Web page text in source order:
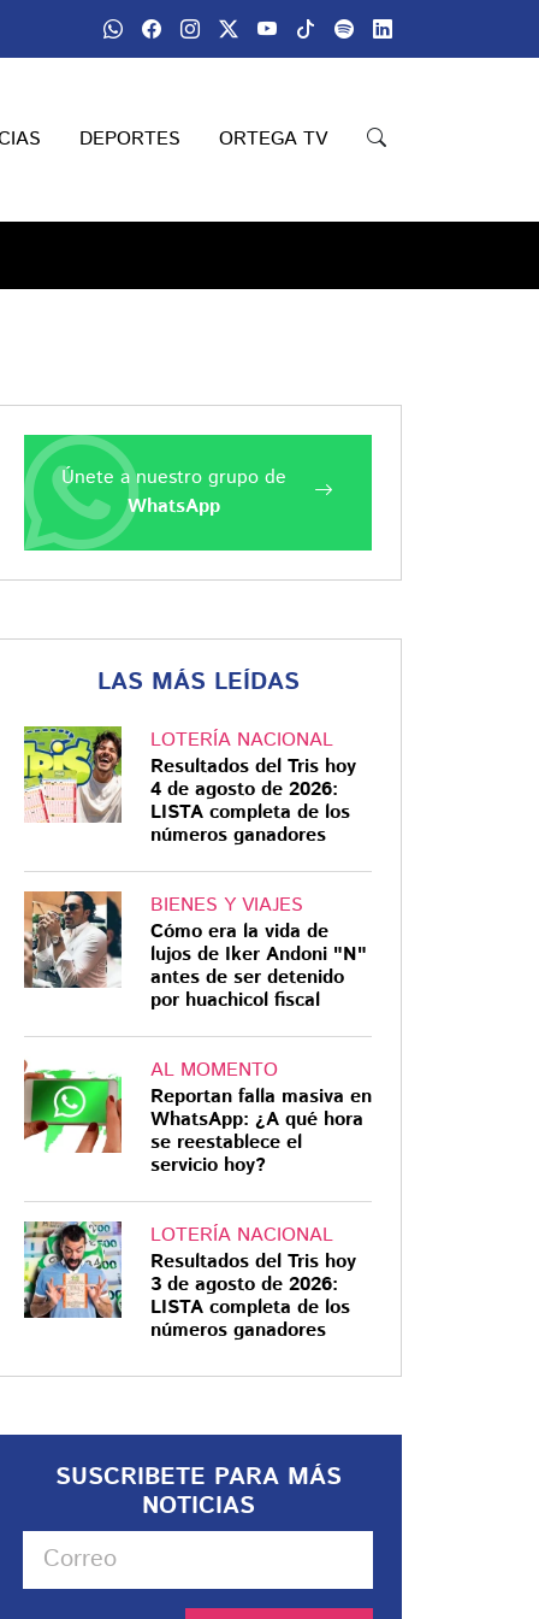
DEPORTES ORTEGA TV
Únete a nuestro grupo de
WhatsApp
LAS MÁS LEÍDAS
LOTERÍA NACIONAL
Resultados del Tris hoy
4 de agosto de 2026:
LISTA completa de los
números ganadores
BIENES Y VIAJES
Cómo era la vida de
lujos de Iker Andoni "N"
antes de ser detenido
por huachicol fiscal
AL MOMENTO
Reportan falla masiva en
WhatsApp: ¿A qué hora
se reestablece el
servicio hoy?
LOTERÍA NACIONAL
Resultados del Tris hoy
3 de agosto de 2026:
LISTA completa de los
números ganadores
SUSCRIBETE PARA MÁS
NOTICIAS